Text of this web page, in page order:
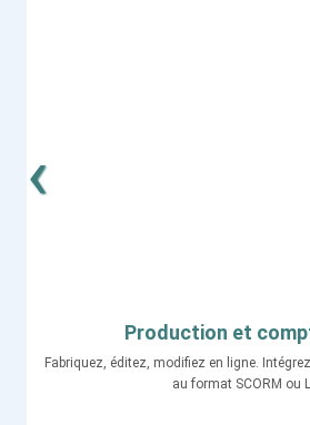
Production et
Fabriquez, éditez, modifiez en ligne.
au format SCORM ou
‹